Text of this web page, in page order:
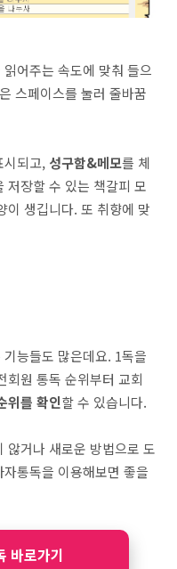
어주는 속도에 맞춰 들으
스페이스를 눌러 줄바꿈
시되고, 성구함&메모를 체
저장할 수 있는 책갈피 모
이 생깁니다. 또 취향에 맞
능들도 많은데요. 1독을
회원 통독 순위부터 교회
위를 확인할 수 있습니다.
않거나 새로운 방법으로 도
통독을 이용해보면 좋을
바로가기